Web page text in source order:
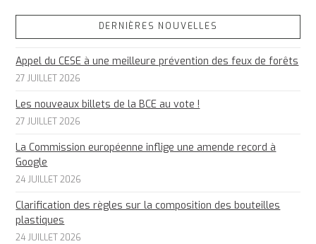
DERNIÈRES NOUVELLES
Appel du CESE à une meilleure prévention des feux de forêts
27 JUILLET 2026
Les nouveaux billets de la BCE au vote !
27 JUILLET 2026
La Commission européenne inflige une amende record à
Google
24 JUILLET 2026
Clarification des règles sur la composition des bouteilles
plastiques
24 JUILLET 2026